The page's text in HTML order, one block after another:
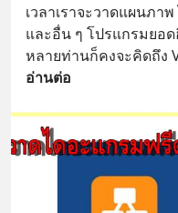
เวลาเราจะวาดแผนภา
และอื่น ๆ โปรแกรมยอ
หลายท่านก็คงจะคิดถึง
อ่านต่อ